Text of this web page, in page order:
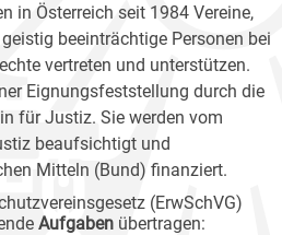
in Österreich seit 1984 Vereine,
beeinträchtige Personen bei
vertreten und unterstützen.
Eignungsfeststellung durch die
für Justiz. Sie werden vom
beaufsichtigt und
Mitteln (Bund) finanziert.
(ErwSchVG)
Aufgaben übertragen: